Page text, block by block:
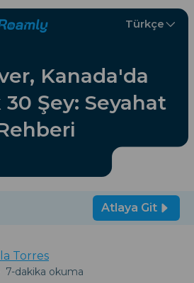
Türkçe
Kanada'da
30 Şey: Seyahat
Atlaya Git
Torres
7-dakika okuma